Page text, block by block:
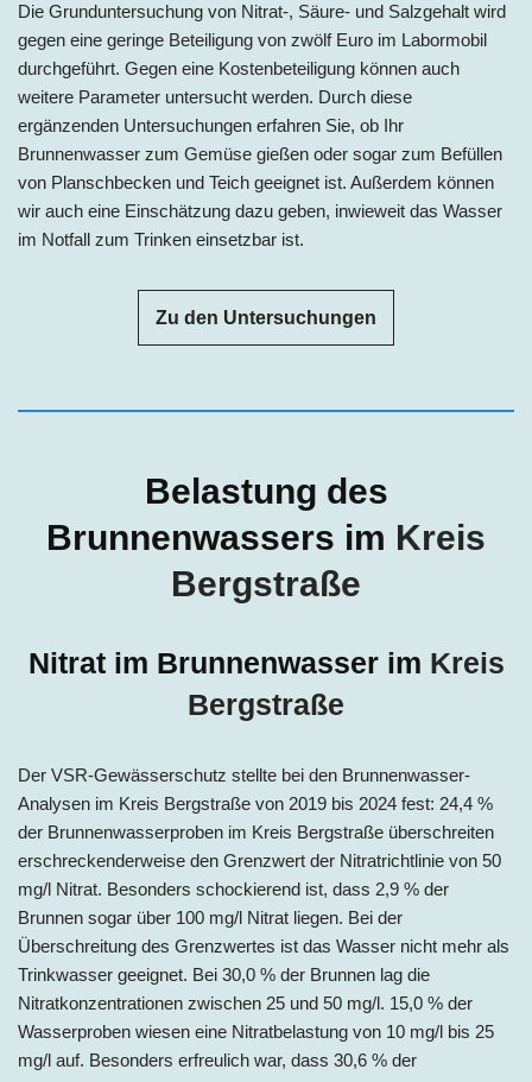
Die Grunduntersuchung von Nitrat-, Säure- und Salzgehalt wird
gegen eine geringe Beteiligung von zwölf Euro im Labormobil
durchgeführt. Gegen eine Kostenbeteiligung können auch
weitere Parameter untersucht werden. Durch diese
ergänzenden Untersuchungen erfahren Sie, ob Ihr
Brunnenwasser zum Gemüse gießen oder sogar zum Befüllen
von Planschbecken und Teich geeignet ist. Außerdem können
wir auch eine Einschätzung dazu geben, inwieweit das Wasser
im Notfall zum Trinken einsetzbar ist.
Zu den Untersuchungen
Belastung des
Brunnenwassers im Kreis
Bergstraße
Nitrat im Brunnenwasser im Kreis
Bergstraße
Der VSR-Gewässerschutz stellte bei den Brunnenwasser-
Analysen im Kreis Bergstraße von 2019 bis 2024 fest: 24,4 %
der Brunnenwasserproben im Kreis Bergstraße überschreiten
erschreckenderweise den Grenzwert der Nitratrichtlinie von 50
mg/l Nitrat. Besonders schockierend ist, dass 2,9 % der
Brunnen sogar über 100 mg/l Nitrat liegen. Bei der
Überschreitung des Grenzwertes ist das Wasser nicht mehr als
Trinkwasser geeignet. Bei 30,0 % der Brunnen lag die
Nitratkonzentrationen zwischen 25 und 50 mg/l. 15,0 % der
Wasserproben wiesen eine Nitratbelastung von 10 mg/l bis 25
mg/l auf. Besonders erfreulich war, dass 30,6 % der